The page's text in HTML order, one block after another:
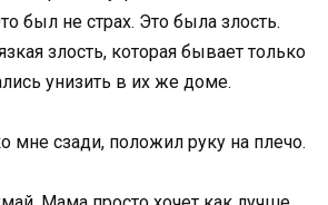
был не страх. Это была злость.
злость, которая бывает только
унизить в их же доме.
мне сзади, положил руку на плечо.